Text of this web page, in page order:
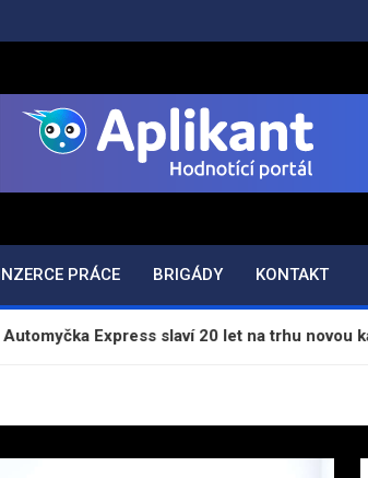
PRÁCE BRIGÁDY KONTAKT
slaví 20 let na trhu novou kampaní